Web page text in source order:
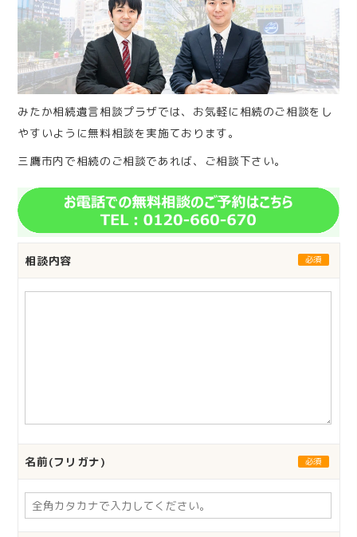
みたか相続遺言相談プラザでは、お気軽に相続のご相談をし
やすいように無料相談を実施ております。
三鷹市内で相続のご相談であれば、ご相談下さい。
相談内容 必須
名前(フリガナ) 必須